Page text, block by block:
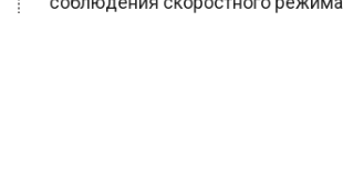
правил дорожного движения.